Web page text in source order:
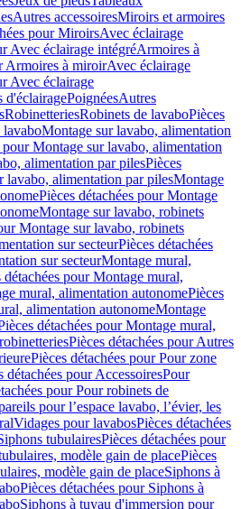
Autres accessoiresMiroirs et armoires
pour MiroirsAvec éclairage
Avec éclairage intégréArmoires à
Armoires à miroirAvec éclairage
Avec éclairage
d'éclairagePoignéesAutres
RobinetteriesRobinets de lavaboPièces
lavaboMontage sur lavabo, alimentation
pour Montage sur lavabo, alimentation
alimentation par pilesPièces
lavabo, alimentation par pilesMontage
Pièces détachées pour Montage
Montage sur lavabo, robinets
Montage sur lavabo, robinets
sur secteurPièces détachées
sur secteurMontage mural,
détachées pour Montage mural,
mural, alimentation autonomePièces
alimentation autonomeMontage
détachées pour Montage mural,
Pièces détachées pour Autres
Pièces détachées pour Pour zone
détachées pour AccessoiresPour
pour Pour robinets de
pour l’espace lavabo, l’évier, les
Vidages pour lavabosPièces détachées
tubulairesPièces détachées pour
modèle gain de placePièces
modèle gain de placeSiphons à
Pièces détachées pour Siphons à
Siphons à tuyau d'immersion pour